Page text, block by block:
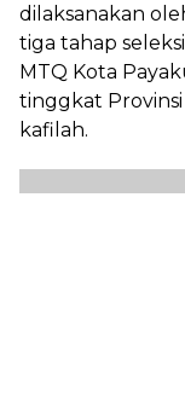
dilaksanakan
tiga tahap
MTQ Kota
tinggkat Provinsi
kafilah.